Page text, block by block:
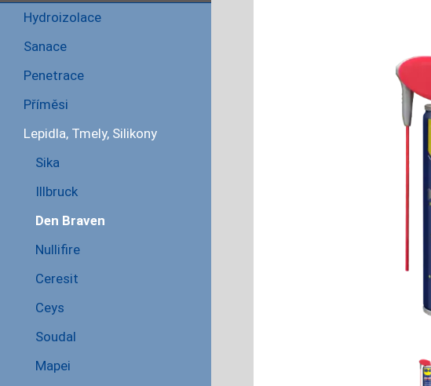
Hydroizolace
Sanace
Penetrace
Příměsi
Lepidla, Tmely, Silikony
Sika
Illbruck
Den Braven
Nullifire
Ceresit
Ceys
Soudal
Mapei